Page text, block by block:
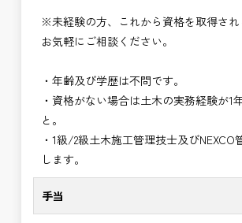
※未経験の方、これから資格を取得され
お気軽にご相談ください。
・年齢及び学歴は不問です。
・資格がない場合は土木の実務経験が1
と。
・1級/2級土木施工管理技士及びNEXCO
します。
手当